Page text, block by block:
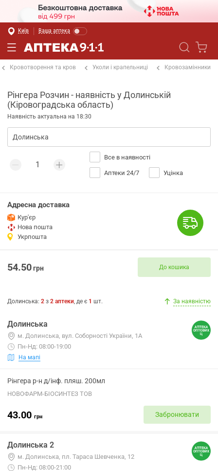
Київ Ваша аптека
Кровотворення та кров Уколи і крапельниці Кровозамінники
Рінгера Розчин - наявність у Долинській
(Кіровоградська область)
Наявність актуальна на 18:30
Все в наявності
Аптеки 24/7 Уцінка
Адресна доставка
Кур'єр
Нова пошта
Укрпошта
54.50грн До кошика
Долинська: 2 з 2 аптеки, де є 1 шт. За наявністю
Долинська
м. Долинська, вул. Соборності України, 1А
Пн-Нд: 08:00-19:00
На мапі
Рінгера р-н д/інф. пляш. 200мл
НОВОФАРМ-БІОСИНТЕЗ ТОВ
43.00 грн Забронювати
Долинська 2
м. Долинська, пл. Тараса Шевченка, 12
Пн-Нд: 08:00-21:00